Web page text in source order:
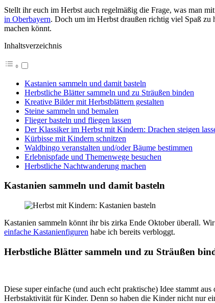
Stellt ihr euch im Herbst auch regelmäßig die Frage, was man
in Oberbayern. Doch um im Herbst draußen richtig viel Spaß zu
machen könnt.
Inhaltsverzeichnis
Kastanien sammeln und damit basteln
Herbstliche Blätter sammeln und zu Sträußen binden
Kreative Bilder mit Herbstblättern gestalten
Steine sammeln und bemalen
Flieger basteln und fliegen lassen
Der Klassiker im Herbst mit Kindern: Drachen steigen
Kürbisse mit Kindern schnitzen
Waldbingo veranstalten und/oder Bäume bestimmen
Erlebnispfade und Themenwege besuchen
Herbstliche Nachtwanderung machen
Kastanien sammeln und damit basteln
Kastanien sammeln könnt ihr bis zirka Ende Oktober überall.
einfache Kastanienfiguren habe ich bereits verbloggt.
Herbstliche Blätter sammeln und zu Sträußen
Diese super einfache (und auch echt praktische) Idee stammt
Herbstaktivität für Kinder. Denn so haben die Kinder nicht nur